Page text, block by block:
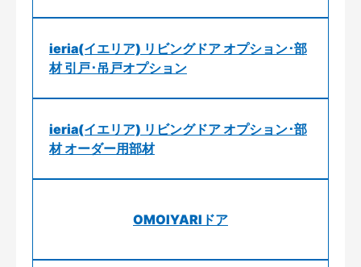
ieria(イエリア) リビングドア オプション･部
材 引戸･吊戸オプション
ieria(イエリア) リビングドア オプション･部
材 オーダー用部材
OMOIYARIドア